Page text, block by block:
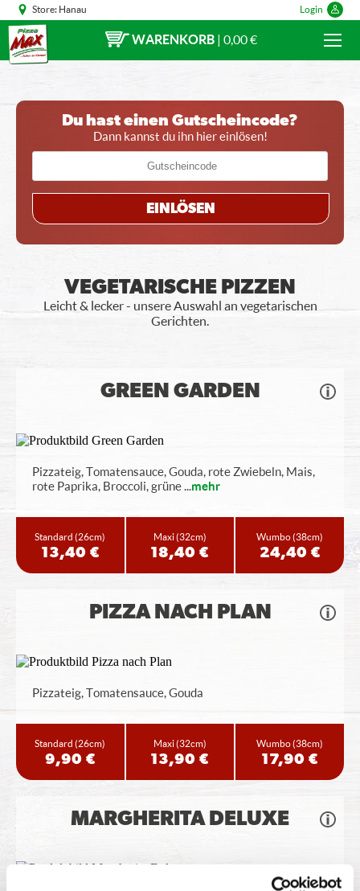
Store: Hanau Login
WARENKORB | 0,00 €
Du hast einen Gutscheincode?
Dann kannst du ihn hier einlösen!
EINLÖSEN
VEGETARISCHE PIZZEN
Leicht & lecker - unsere Auswahl an vegetarischen
Gerichten.
GREEN GARDEN
Pizzateig, Tomatensauce, Gouda, rote Zwiebeln, Mais,
rote Paprika, Broccoli, grüne...mehr
Standard(26cm)
13,40 €
Maxi(32cm)
18,40 €
Wumbo(38cm)
24,40 €
PIZZA NACH PLAN
Pizzateig, Tomatensauce, Gouda
Standard(26cm)
9,90 €
Maxi(32cm)
13,90 €
Wumbo(38cm)
17,90 €
MARGHERITA DELUXE